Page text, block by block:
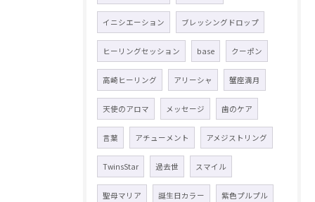
イニシエーション ブレッシングドロップ
ヒーリングセッション base クーポン
高崎ヒーリング アリーシャ 蟹座満月
天使のアロマ メッセージ 歯のケア
言葉 アチューメント アメジストリング
TwinsStar 過去世 スマイル
聖母マリア 誕生日カラー 紫色プルプル